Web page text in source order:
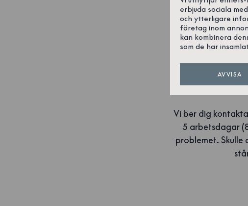
Vid frågor om
kontakta vår
Vi ber dig
5 arbetsdagar
problemet.
erbjuda sociala
och ytterligare
företag inom
kan kombinera
som de har
AVVISA